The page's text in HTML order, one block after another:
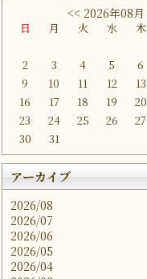
<< 2026年08月
日 月 火 水 木
2
3 4 5 6
9
10 11 12 13
16
17 18 19 20
23
24 25 26 27
30
31
アーカイブ
2026/08
2026/07
2026/06
2026/05
2026/04